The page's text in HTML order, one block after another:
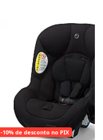
-10% de desconto no PIX